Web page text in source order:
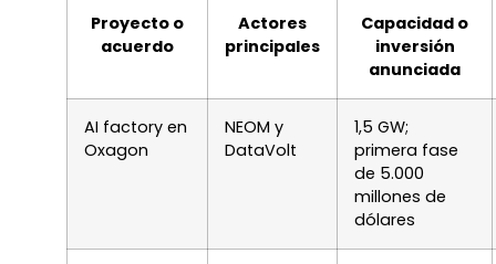
Proyecto o
acuerdo
Actores
principales
Capacidad o
inversión
anunciada
AI factory en
Oxagon
NEOM y
DataVolt
1,5 GW;
primera fase
de 5.000
millones de
dólares